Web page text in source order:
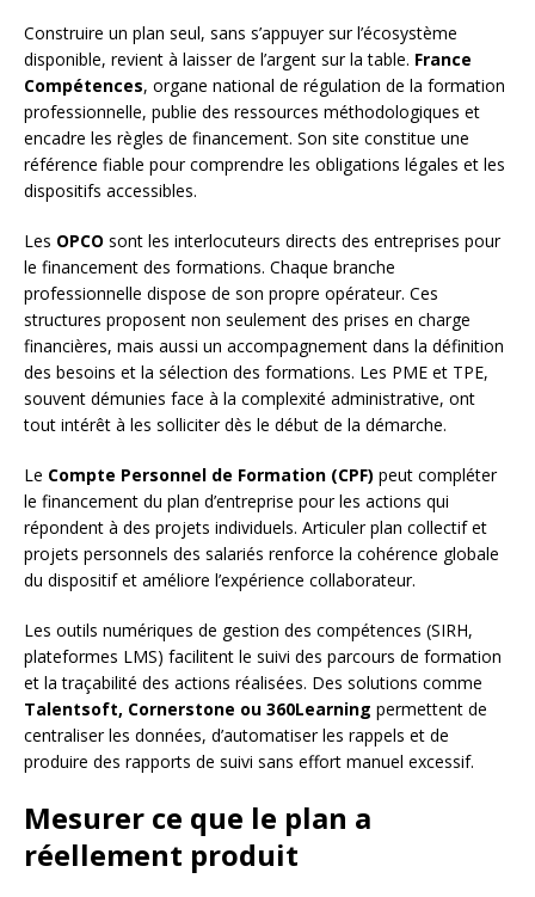
Construire un plan seul, sans s’appuyer sur l’écosystème
disponible, revient à laisser de l’argent sur la table. France
Compétences, organe national de régulation de la formation
professionnelle, publie des ressources méthodologiques et
encadre les règles de financement. Son site constitue une
référence fiable pour comprendre les obligations légales et les
dispositifs accessibles.
Les OPCO sont les interlocuteurs directs des entreprises pour
le financement des formations. Chaque branche
professionnelle dispose de son propre opérateur. Ces
structures proposent non seulement des prises en charge
financières, mais aussi un accompagnement dans la définition
des besoins et la sélection des formations. Les PME et TPE,
souvent démunies face à la complexité administrative, ont
tout intérêt à les solliciter dès le début de la démarche.
Le Compte Personnel de Formation (CPF) peut compléter
le financement du plan d’entreprise pour les actions qui
répondent à des projets individuels. Articuler plan collectif et
projets personnels des salariés renforce la cohérence globale
du dispositif et améliore l’expérience collaborateur.
Les outils numériques de gestion des compétences (SIRH,
plateformes LMS) facilitent le suivi des parcours de formation
et la traçabilité des actions réalisées. Des solutions comme
Talentsoft, Cornerstone ou 360Learning permettent de
centraliser les données, d’automatiser les rappels et de
produire des rapports de suivi sans effort manuel excessif.
Mesurer ce que le plan a
réellement produit